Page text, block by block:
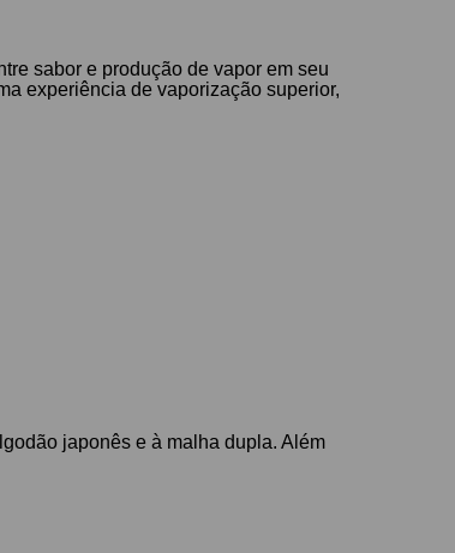
sabor e produção de vapor em seu
experiência de vaporização superior,
japonês e à malha dupla. Além